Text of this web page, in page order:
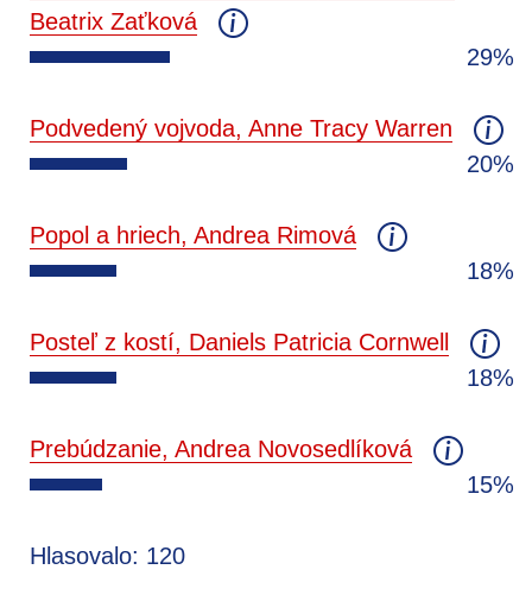
Beatrix Zaťková
29%
Podvedený vojvoda, Anne Tracy Warren
20%
Popol a hriech, Andrea Rimová
18%
Posteľ z kostí, Daniels Patricia Cornwell
18%
Prebúdzanie, Andrea Novosedlíková
15%
Hlasovalo: 120